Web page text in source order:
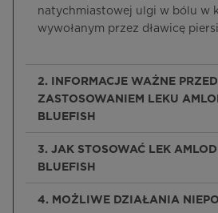
natychmiastowej ulgi w bólu w
wywołanym przez dławicę
2. INFORMACJE WAŻNE PRZED
ZASTOSOWANIEM LEKU
BLUEFISH
3. JAK STOSOWAĆ LEK
BLUEFISH
4. MOŻLIWE DZIAŁANIA